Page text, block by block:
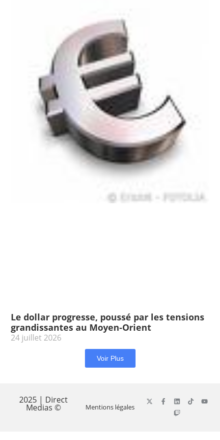
Le dollar progresse, poussé par les tensions
grandissantes au Moyen-Orient
24 juillet 2026
Voir Plus
2025 | Direct
Medias © Mentions légales